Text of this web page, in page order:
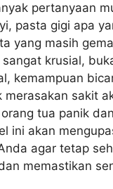
pertanyaan
pasta gigi apa
yang masih
krusial,
kemampuan
merasakan sakit
tua panik
ini akan
agar tetap
memastikan